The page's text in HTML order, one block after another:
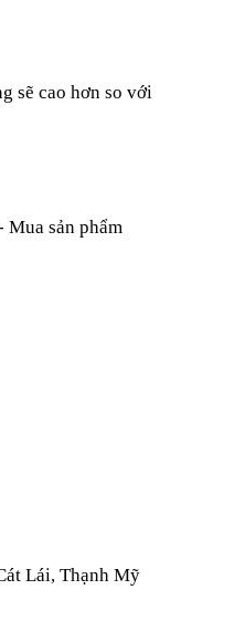
sẽ cao hơn so với
Mua sản phẩm
Lái, Thạnh Mỹ